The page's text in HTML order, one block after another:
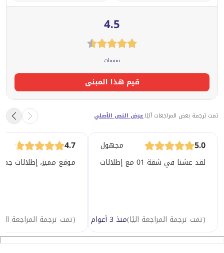
4.5
تقييمات
قيم هذا المبنى
تمت ترجمة بعض المراجعات آليًا.عرض النص الأصلي
5.0
مجهول
لقد عشنا في شقة 01 مع إطلالات جميلة على المرسى لسنوات عديدة كمستأجر، واشترينا مؤخرًا نفس الوحدة. نحن نحب العيش في هذه المنطقة لأنها قريبة من الطريق السريع الرئيسي وسهولة الوصول إلى المرسى. الإطلالات رائعة ولا يوجد الكثير من ضوضاء الطريق. نوصي بشدة أي شخص بالاستئجار أو الشراء هنا.
(تمت ترجمة المراجعة آليًا)منذ 3 أعوام
4.7
موقع مميز، إطلالات
(تمت ترجمة المراجعة آليًا